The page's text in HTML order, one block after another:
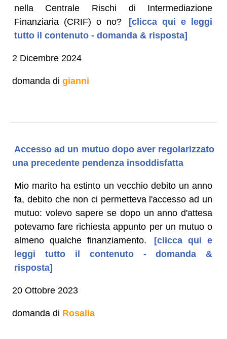
nella Centrale Rischi di Intermediazione
Finanziaria (CRIF) o no?
[clicca qui e leggi
tutto il contenuto - domanda & risposta]
2 Dicembre 2024
domanda di gianni
Accesso ad un mutuo dopo aver regolarizzato
una precedente pendenza insoddisfatta
Mio marito ha estinto un vecchio debito un anno
fa, debito che non ci permetteva l'accesso ad un
mutuo: volevo sapere se dopo un anno d'attesa
potevamo fare richiesta appunto per un mutuo o
almeno qualche finanziamento.
[clicca qui e
leggi tutto il contenuto - domanda &
risposta]
20 Ottobre 2023
domanda di Rosalia